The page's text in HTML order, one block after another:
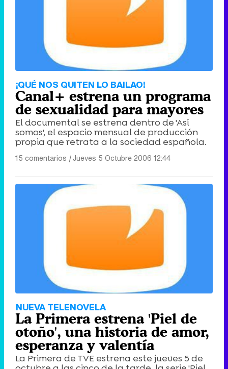
¡QUÉ NOS QUITEN LO BAILAO!
Canal+ estrena un programa
de sexualidad para mayores
El documental se estrena dentro de 'Así
somos', el espacio mensual de producción
propia que retrata a la sociedad española.
15 comentarios |Jueves 5 Octubre 2006 12:44
NUEVA TELENOVELA
La Primera estrena 'Piel de
otoño', una historia de amor,
esperanza y valentía
La Primera de TVE estrena este jueves 5 de